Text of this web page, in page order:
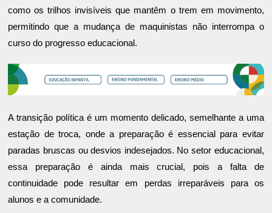
como os trilhos invisíveis que mantêm o trem em movimento,
permitindo que a mudança de maquinistas não interrompa o
curso do progresso educacional.
A transição política é um momento delicado, semelhante a uma
estação de troca, onde a preparação é essencial para evitar
paradas bruscas ou desvios indesejados. No setor educacional,
essa preparação é ainda mais crucial, pois a falta de
continuidade pode resultar em perdas irreparáveis para os
alunos e a comunidade.